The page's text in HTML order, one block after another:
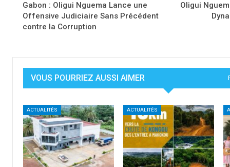
Gabon : Oligui Nguema Lance une
Offensive Judiciaire Sans Précédent
contre la Corruption
Oligui
VOUS POURRIEZ AUSSI AIMER
ACTUALITÉS ACTUALITÉS